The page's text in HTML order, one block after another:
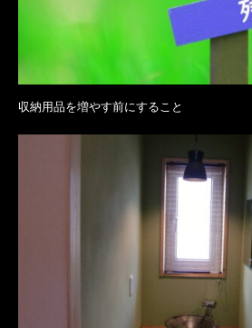
収納用品を増やす前にすること